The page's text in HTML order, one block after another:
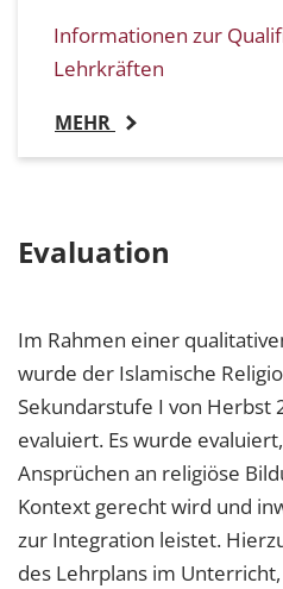
Informationen zur
Lehrkräften
MEHR
Evaluation
Im Rahmen einer
wurde der Islamische
Sekundarstufe I von Herbst
evaluiert. Es wurde
Ansprüchen an religiöse
Kontext gerecht wird und
zur Integration leistet.
des Lehrplans im